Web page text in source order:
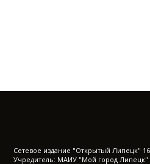
Cетевое издание "Открытый Липецк"
Учредитель: МАИУ "Мой город Липецк"